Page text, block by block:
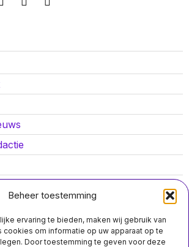
Beheer toestemming
ervaring te bieden, maken wij gebruik van
om informatie op uw apparaat op te
Door toestemming te geven voor deze